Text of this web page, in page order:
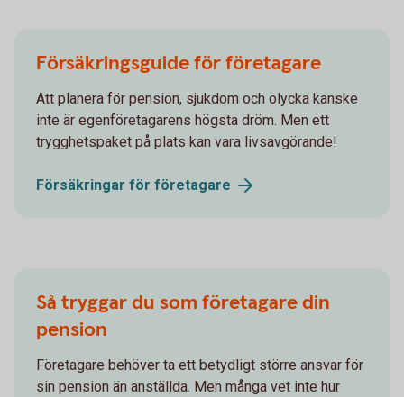
Försäkringsguide för företagare
Att planera för pension, sjukdom och olycka kanske
inte är egenföretagarens högsta dröm. Men ett
trygghetspaket på plats kan vara livsavgörande!
Försäkringar för företagare
Så tryggar du som företagare din
pension
Företagare behöver ta ett betydligt större ansvar för
sin pension än anställda. Men många vet inte hur